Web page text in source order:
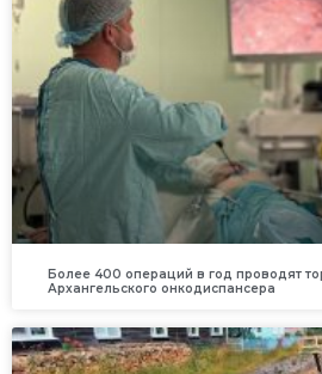
Более 400 операций в год проводят
Архангельского онкодиспансера